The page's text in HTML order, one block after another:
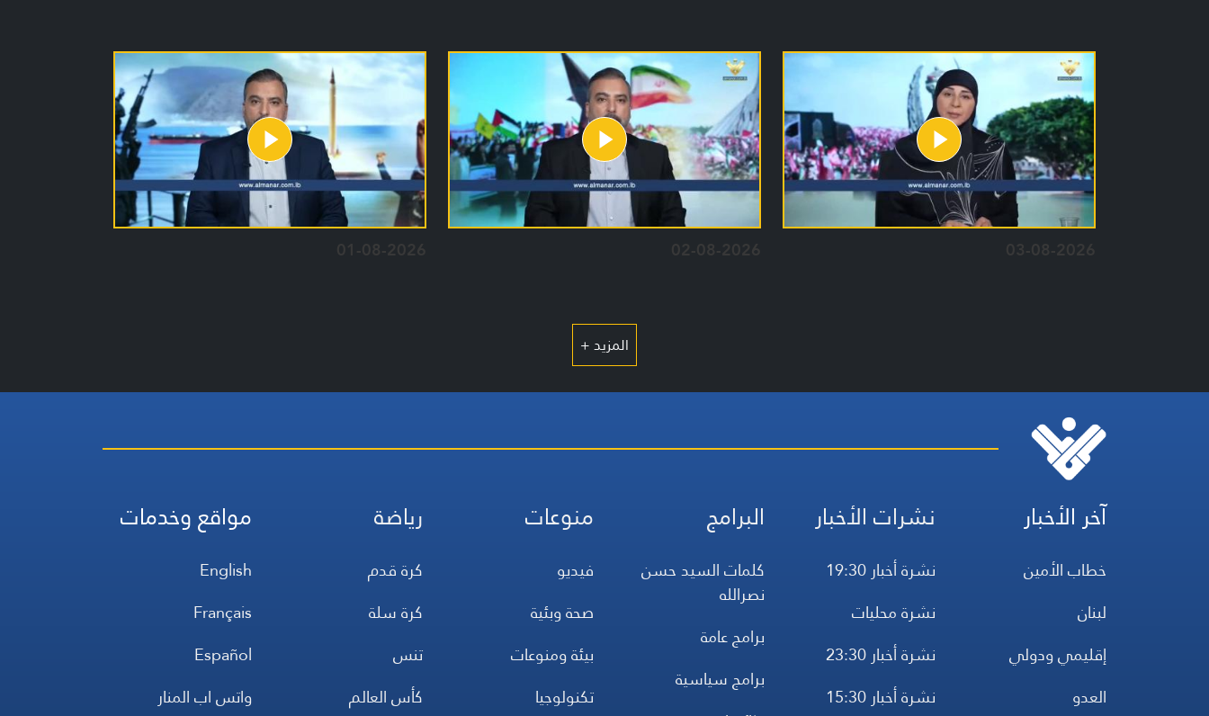
03-08-2026
02-08-2026
01-08-2026
المزيد +
آخر الأخبار
خطاب الأمين
لبنان
إقليمي ودولي
العدو
نشرات الأخبار
نشرة أخبار 19:30
نشرة محليات
نشرة أخبار 23:30
نشرة أخبار 15:30
البرامج
كلمات السيد حسن
نصرالله
برامج عامة
برامج سياسية
منوعات
فيديو
صحة وبئية
بيئة ومنوعات
تكنولوجيا
رياضة
كرة قدم
كرة سلة
تنس
كأس العالم
مواقع وخدمات
English
Français
Español
واتس اب المنار